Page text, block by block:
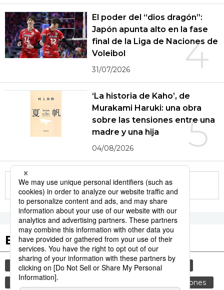
4
El poder del “dios dragón”:
Japón apunta alto en la fase
final de la Liga de Naciones de
Voleibol
31/07/2026
5
‘La historia de Kaho’, de
Murakami Haruki: una obra
sobre las tensiones entre una
madre y una hija
04/08/2026
More in this series
Etiquetas destacadas
cultura vida sociedad
gastronomía
jiji press
tradiciones